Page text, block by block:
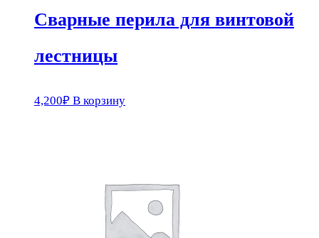
Сварные перила для винтовой
лестницы
4,200₽ В корзину